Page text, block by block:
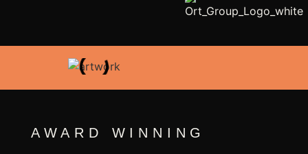
AWARD WINNING